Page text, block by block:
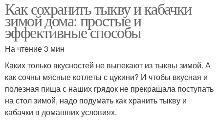
Как сохранить тыкву и кабачки
зимой дома: простые и
эффективные способы
На чтение 3 мин
Каких только вкусностей не выпекают из тыквы зимой. А
как сочны мясные котлеты с цукини? И чтобы вкусная и
полезная пища с наших грядок не прекращала поступать
на стол зимой, надо подумать как хранить тыкву и
кабачки в домашних условиях.